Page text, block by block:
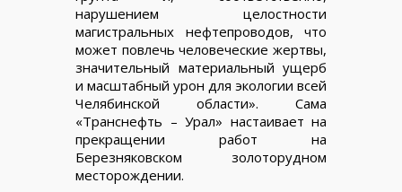
нарушением целостности
магистральных нефтепроводов, что
может повлечь человеческие жертвы,
значительный материальный ущерб
и масштабный урон для экологии всей
Челябинской области». Сама
«Транснефть – Урал» настаивает на
прекращении работ на
Березняковском золоторудном
месторождении.